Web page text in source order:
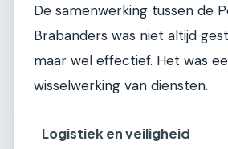
De samenwerking tussen de
Brabanders was niet altijd
maar wel effectief. Het was
wisselwerking van diensten.
Logistiek en veiligheid